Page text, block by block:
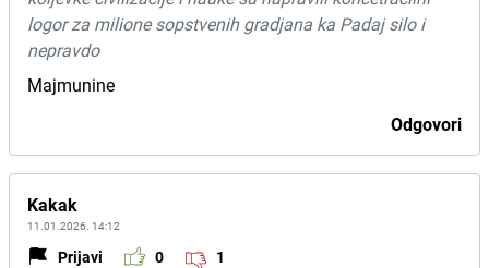
logor za milione sopstvenih gradjana ka Padaj silo i
nepravdo
Majmunine
Odgovori
Kakak
11.01.2026. 14:12
Prijavi 0 1